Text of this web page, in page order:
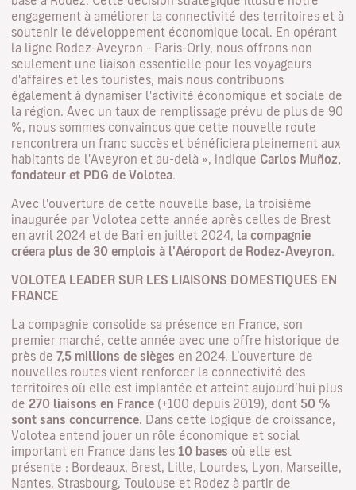
engagement à améliorer la connectivité des territoires et à
soutenir le développement économique local. En opérant
la ligne Rodez-Aveyron - Paris-Orly, nous offrons non
seulement une liaison essentielle pour les voyageurs
d'affaires et les touristes, mais nous contribuons
également à dynamiser l'activité économique et sociale de
la région. Avec un taux de remplissage prévu de plus de 90
%, nous sommes convaincus que cette nouvelle route
rencontrera un franc succès et bénéficiera pleinement aux
habitants de l'Aveyron et au-delà », indique Carlos Muñoz,
fondateur et PDG de Volotea.
Avec l'ouverture de cette nouvelle base, la troisième
inaugurée par Volotea cette année après celles de Brest
en avril 2024 et de Bari en juillet 2024,
la compagnie
créera plus de 30 emplois à l'Aéroport de Rodez-Aveyron.
VOLOTEA LEADER SUR LES LIAISONS DOMESTIQUES EN
FRANCE
La compagnie consolide sa présence en France, son
premier marché, cette année avec une offre historique de
près de 7,5 millions de sièges en 2024. L’ouverture de
nouvelles routes vient renforcer la connectivité des
territoires où elle est implantée et atteint aujourd’hui plus
de 270 liaisons en France (+100 depuis 2019), dont 50 %
sont sans concurrence . Dans cette logique de croissance,
Volotea entend jouer un rôle économique et social
important en France dans les 10 bases où elle est
présente : Bordeaux, Brest, Lille, Lourdes, Lyon, Marseille,
Nantes, Strasbourg, Toulouse et Rodez à partir de